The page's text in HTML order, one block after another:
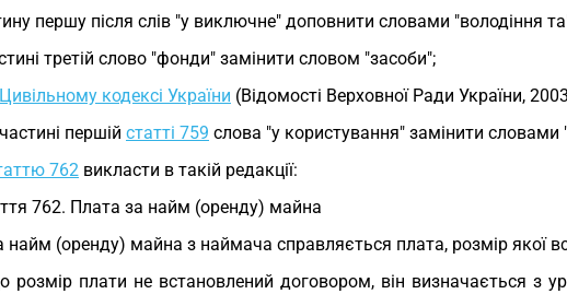
першу після слів "у виключне" доповнити словами "володіння
третій слово "фонди" замінити словом "засоби";
Цивільному кодексі України (Відомості Верховної Ради України,
першій статті 759 слова "у користування" замінити словами
762 викласти в такій редакції:
762. Плата за найм (оренду) майна
найм (оренду) майна з наймача справляється плата, розмір якої
розмір плати не встановлений договором, він визначається з